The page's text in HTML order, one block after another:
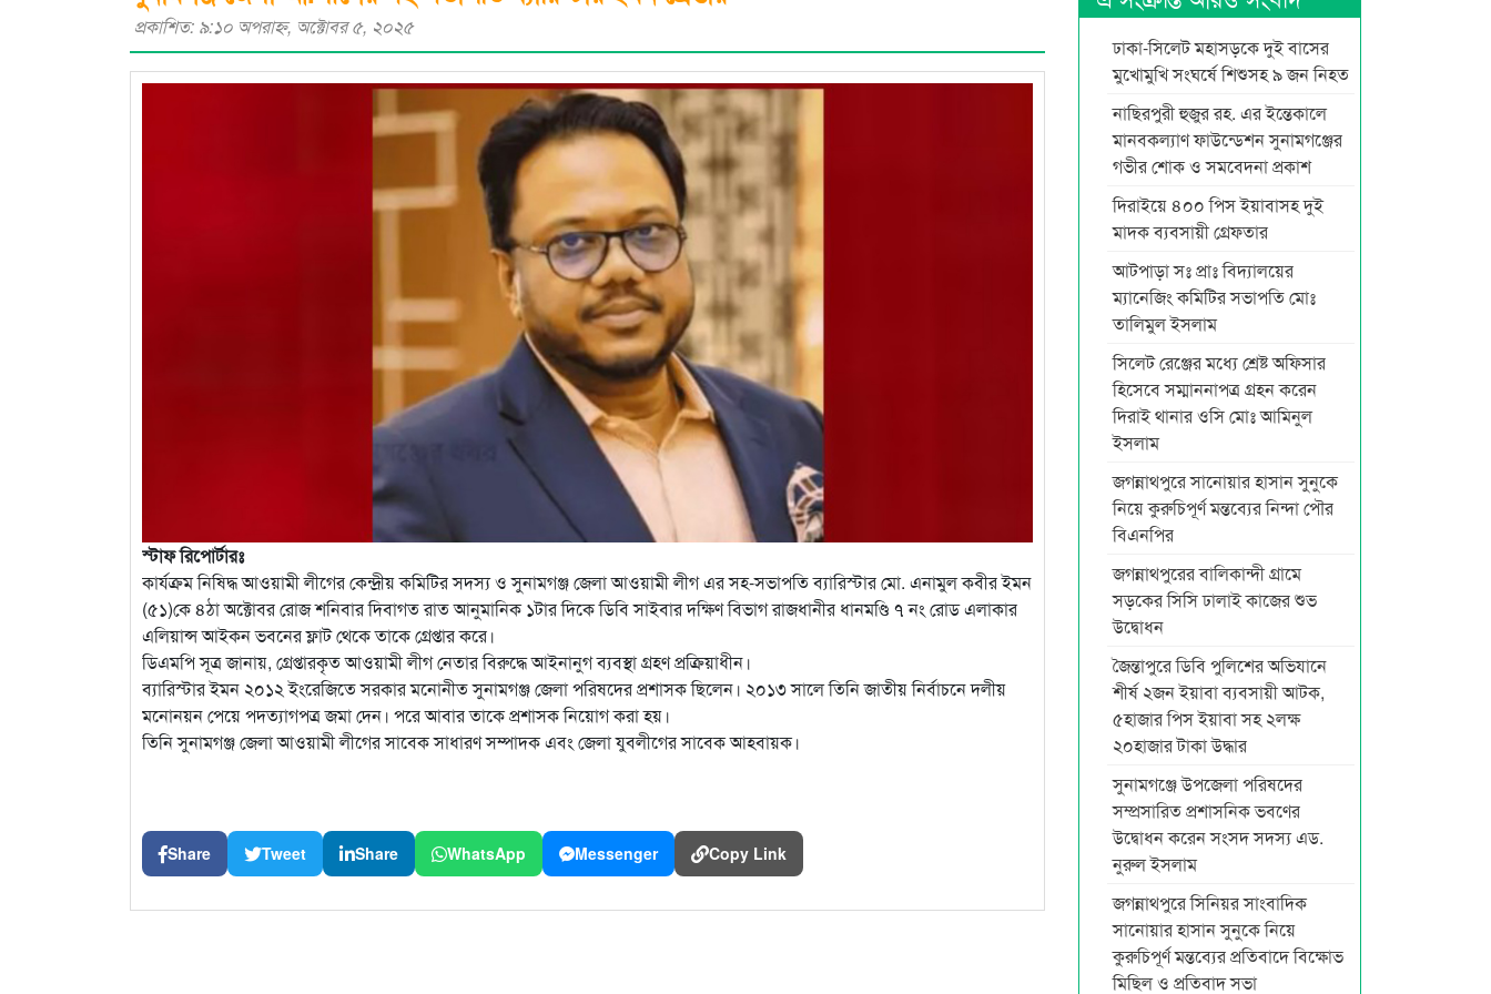
প্রকাশিত: ৯:১০ অপরাহ্ণ, অক্টোবর ৫, ২০২৫
স্টাফ রিপোর্টারঃ
কার্যক্রম নিষিদ্ধ আওয়ামী লীগের কেন্দ্রীয় কমিটির সদস্য ও সুনামগঞ্জ জেলা আওয়ামী লীগ এর সহ-সভাপতি ব্যারিস্টার মো. এনামুল কবীর ইমন
(৫১)কে ৪ঠা অক্টোবর রোজ শনিবার দিবাগত রাত আনুমানিক ১টার দিকে ডিবি সাইবার দক্ষিণ বিভাগ রাজধানীর ধানমণ্ডি ৭ নং রোড এলাকার
এলিয়ান্স আইকন ভবনের ফ্লাট থেকে তাকে গ্রেপ্তার করে।
ডিএমপি সূত্র জানায়, গ্রেপ্তারকৃত আওয়ামী লীগ নেতার বিরুদ্ধে আইনানুগ ব্যবস্থা গ্রহণ প্রক্রিয়াধীন।
ব্যারিস্টার ইমন ২০১২ ইংরেজিতে সরকার মনোনীত সুনামগঞ্জ জেলা পরিষদের প্রশাসক ছিলেন। ২০১৩ সালে তিনি জাতীয় নির্বাচনে দলীয়
মনোনয়ন পেয়ে পদত্যাগপত্র জমা দেন। পরে আবার তাকে প্রশাসক নিয়োগ করা হয়।
তিনি সুনামগঞ্জ জেলা আওয়ামী লীগের সাবেক সাধারণ সম্পাদক এবং জেলা যুবলীগের সাবেক আহবায়ক।
Share Tweet Share WhatsApp Messenger Copy Link
ঢাকা-সিলেট মহাসড়কে দুই বাসের
মুখোমুখি সংঘর্ষে শিশুসহ ৯ জন নিহত
নাছিরপুরী হুজুর রহ. এর ইন্তেকালে
মানবকল্যাণ ফাউন্ডেশন সুনামগঞ্জের
গভীর শোক ও সমবেদনা প্রকাশ
দিরাইয়ে ৪০০ পিস ইয়াবাসহ দুই
মাদক ব্যবসায়ী গ্রেফতার
আটপাড়া সঃ প্রাঃ বিদ্যালয়ের
ম্যানেজিং কমিটির সভাপতি মোঃ
তালিমুল ইসলাম
সিলেট রেঞ্জের মধ্যে শ্রেষ্ট অফিসার
হিসেবে সম্মাননাপত্র গ্রহন করেন
দিরাই থানার ওসি মোঃ আমিনুল
ইসলাম
জগন্নাথপুরে সানোয়ার হাসান সুনুকে
নিয়ে কুরুচিপূর্ণ মন্তব্যের নিন্দা পৌর
বিএনপির
জগন্নাথপুরের বালিকান্দী গ্রামে
সড়কের সিসি ঢালাই কাজের শুভ
উদ্বোধন
জৈন্তাপুরে ডিবি পুলিশের অভিযানে
শীর্ষ ২জন ইয়াবা ব্যবসায়ী আটক,
৫হাজার পিস ইয়াবা সহ ২লক্ষ
২০হাজার টাকা উদ্ধার
সুনামগঞ্জে উপজেলা পরিষদের
সম্প্রসারিত প্রশাসনিক ভবণের
উদ্বোধন করেন সংসদ সদস্য এড.
নুরুল ইসলাম
জগন্নাথপুরে সিনিয়র সাংবাদিক
সানোয়ার হাসান সুনুকে নিয়ে
কুরুচিপূর্ণ মন্তব্যের প্রতিবাদে বিক্ষোভ
মিছিল ও প্রতিবাদ সভা